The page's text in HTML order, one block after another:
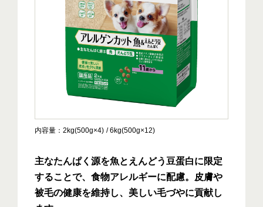
内容量 2kg(500g×4) 6kg(500g×12)
主なたんぱく源を魚とえんどう豆蛋白に限定
することで、食物アレルギーに配慮。皮膚や
被毛の健康を維持し、美しい毛づやに貢献し